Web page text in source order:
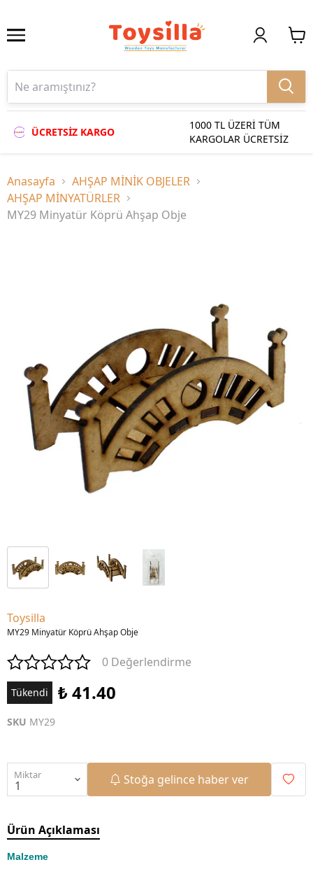
ÜCRETSİZ KARGO
1000 TL ÜZERİ TÜM
KARGOLAR ÜCRETSİZ
Anasayfa
AHŞAP MİNİK OBJELER
AHŞAP MİNYATÜRLER
MY29 Minyatür Köprü Ahşap Obje
Toysilla
MY29 Minyatür Köprü Ahşap Obje
0 Değerlendirme
Tükendi ₺ 41.40
SKU MY29
Miktar Stoğa gelince haber ver
Ürün Açıklaması
Malzeme